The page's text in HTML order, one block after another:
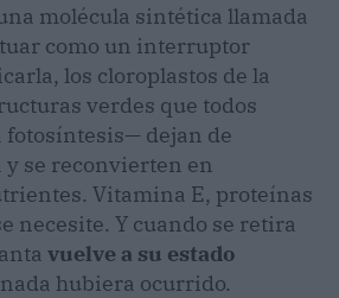
molécula sintética llamada
como un interruptor
los cloroplastos de la
verdes que todos
fotosíntesis— dejan de
se reconvierten en
Vitamina E, proteínas
necesite. Y cuando se retira
vuelve a su estado
hubiera ocurrido.